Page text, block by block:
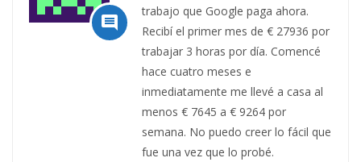

trabajo que Google paga ahora.
Recibí el primer mes de € 27936 por
trabajar 3 horas por día. Comencé
hace cuatro meses e
inmediatamente me llevé a casa al
menos € 7645 a € 9264 por
semana. No puedo creer lo fácil que
fue una vez que lo probé.